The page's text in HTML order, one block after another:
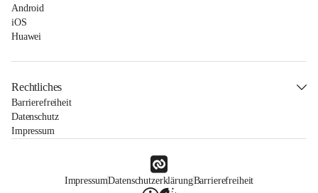
Android
iOS
Huawei
Rechtliches
Barrierefreiheit
Datenschutz
Impressum
ImpressumDatenschutzerklärungBarrierefreiheit